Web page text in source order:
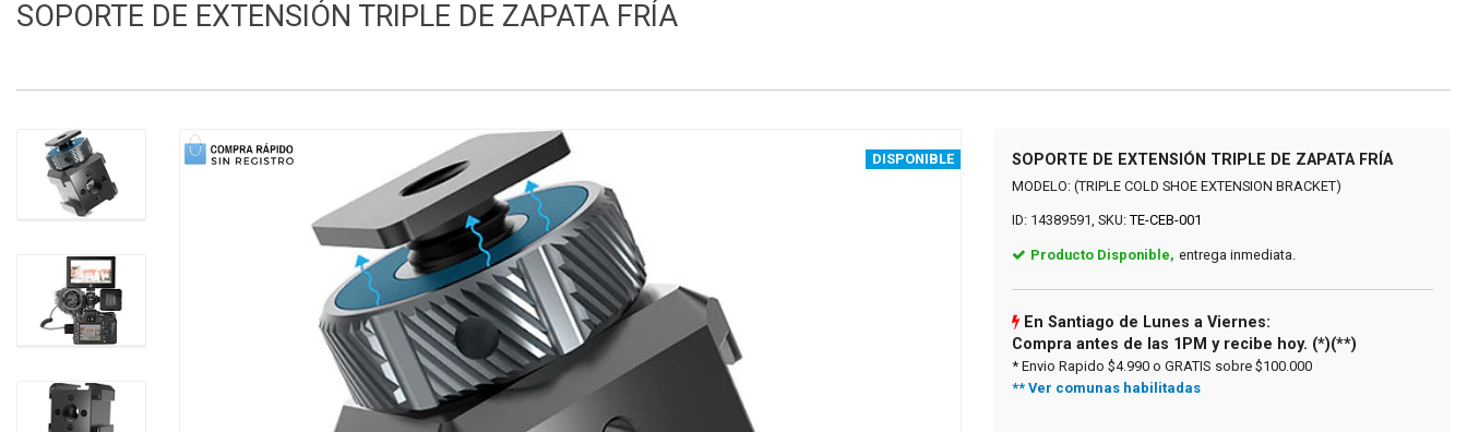
SOPORTE DE EXTENSIÓN TRIPLE DE ZAPATA FRÍA
DISPONIBLE
1 of 4
SOPORTE DE EXTENSIÓN TRIPLE DE ZAPATA FRÍA
MODELO: (TRIPLE COLD SHOE EXTENSION BRACKET)
ID: 14389591, SKU: TE-CEB-001
Producto Disponible, entrega inmediata.
En Santiago de Lunes a Viernes:
Compra antes de las 1PM y recibe hoy. (*)(**)
* Envio Rapido $4.990 o GRATIS sobre $100.000
** Ver comunas habilitadas